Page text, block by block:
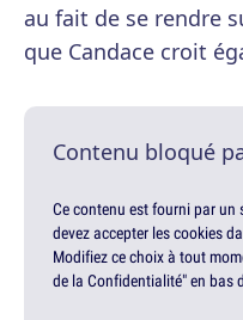
au fait de se rendre
que Candace croit
Contenu bloqué
Ce contenu est fourni par un
devez accepter les cookies
Modifiez ce choix à tout
de la Confidentialité" en bas